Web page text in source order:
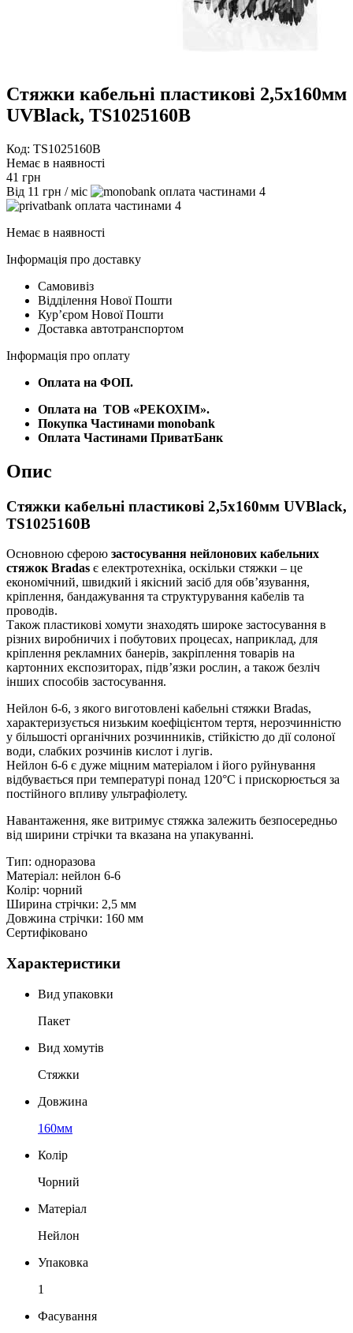
Стяжки кабельні пластикові 2,5х160мм
UVBlack, TS1025160B
Код: TS1025160B
Немає в наявності
41 грн
Від 11 грн / міс
4
4
Немає в наявності
Інформація про доставку
Самовивіз
Відділення Нової Пошти
Курʼєром Нової Пошти
Доставка автотранспортом
Інформація про оплату
Оплата на ФОП.
Оплата на ТОВ «РЕКОХІМ».
Покупка Частинами monobank
Оплата Частинами ПриватБанк
Опис
Стяжки кабельні пластикові 2,5х160мм UVBlack,
TS1025160B
Основною сферою застосування нейлонових кабельних
стяжок Bradas є електротехніка, оскільки стяжки – це
економічний, швидкий і якісний засіб для обв’язування,
кріплення, бандажування та структурування кабелів та
проводів.
Також пластикові хомути знаходять широке застосування в
різних виробничих і побутових процесах, наприклад, для
кріплення рекламних банерів, закріплення товарів на
картонних експозиторах, підв’язки рослин, а також безліч
інших способів застосування.
Нейлон 6-6, з якого виготовлені кабельні стяжки Bradas,
характеризується низьким коефіцієнтом тертя, нерозчинністю
у більшості органічних розчинників, стійкістю до дії солоної
води, слабких розчинів кислот і лугів.
Нейлон 6-6 є дуже міцним матеріалом і його руйнування
відбувається при температурі понад 120°С і прискорюється за
постійного впливу ультрафіолету.
Навантаження, яке витримує стяжка залежить безпосередньо
від ширини стрічки та вказана на упакуванні.
Тип: одноразова
Матеріал: нейлон 6-6
Колір: чорний
Ширина стрічки: 2,5 мм
Довжина стрічки: 160 мм
Сертифіковано
Характеристики
Вид упаковки
Пакет
Вид хомутів
Стяжки
Довжина
160мм
Колір
Чорний
Матеріал
Нейлон
Упаковка
1
Фасування